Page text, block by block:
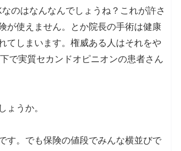
のはなんなんでしょうね？これが許さ
が使えません。とか院長の手術は健康
てしまいます。権威ある人はそれをや
で実質セカンドオピニオンの患者さん
ょうか。
す。でも保険の値段でみんな横並びで